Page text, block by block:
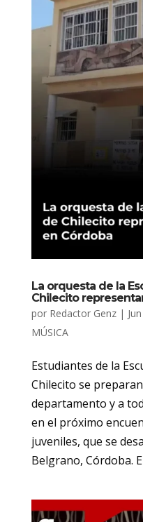
La orquesta de la
Chilecito
por Redactor Genz|
MÚSICA
Estudiantes de la
Chilecito se
departamento y a
en el próximo
juveniles, que se
Belgrano, Córdoba.